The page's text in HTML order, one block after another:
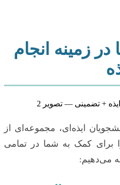
زمینه انجام
ایذه‌ای، مجموعه‌ای از
کمک به شما در تمامی
می‌دهیم: